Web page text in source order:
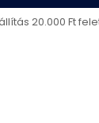
20.000 Ft